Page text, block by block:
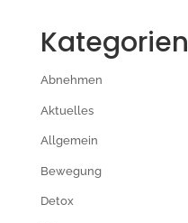
Kategorien
Abnehmen
Aktuelles
Allgemein
Bewegung
Detox